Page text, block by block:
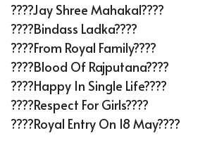
????Jay Shree Mahakal????
????Bindass Ladka????
????From Royal Family????
????Blood Of Rajputana????
????Happy In Single Life????
????Respect For Girls????
????Royal Entry On 18 May????